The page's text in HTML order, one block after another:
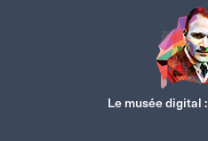
Le musée digital :